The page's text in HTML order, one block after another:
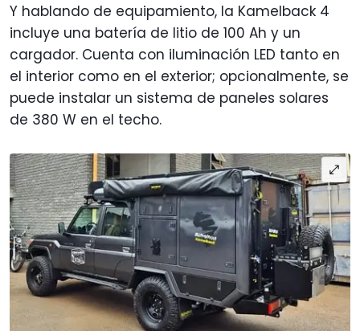
Y hablando de equipamiento, la Kamelback 4
incluye una batería de litio de 100 Ah y un
cargador. Cuenta con iluminación LED tanto en
el interior como en el exterior; opcionalmente, se
puede instalar un sistema de paneles solares
de 380 W en el techo.